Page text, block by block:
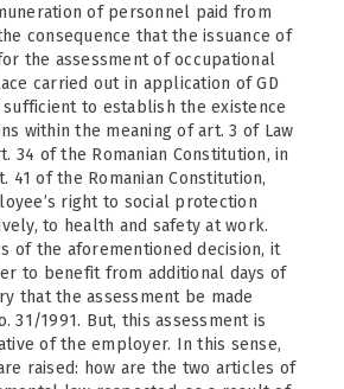
of personnel paid from
consequence that the issuance of
the assessment of occupational
carried out in application of GD
sufficient to establish the existence
within the meaning of art. 3 of Law
34 of the Romanian Constitution, in
41 of the Romanian Constitution,
right to social protection
to health and safety at work.
of the aforementioned decision, it
to benefit from additional days of
that the assessment be made
31/1991. But, this assessment is
of the employer. In this sense,
raised: how are the two articles of